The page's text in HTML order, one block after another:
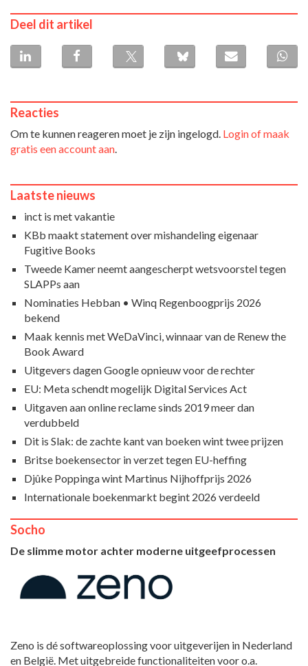
Deel dit artikel
Reacties
Om te kunnen reageren moet je zijn ingelogd. Login of maak
gratis een account aan.
Laatste nieuws
inct is met vakantie
KBb maakt statement over mishandeling eigenaar
Fugitive Books
Tweede Kamer neemt aangescherpt wetsvoorstel tegen
SLAPPs aan
Nominaties Hebban • Winq Regenboogprijs 2026
bekend
Maak kennis met WeDaVinci, winnaar van de Renew the
Book Award
Uitgevers dagen Google opnieuw voor de rechter
EU: Meta schendt mogelijk Digital Services Act
Uitgaven aan online reclame sinds 2019 meer dan
verdubbeld
Dit is Slak: de zachte kant van boeken wint twee prijzen
Britse boekensector in verzet tegen EU-heffing
Djûke Poppinga wint Martinus Nijhoffprijs 2026
Internationale boekenmarkt begint 2026 verdeeld
Socho
De slimme motor achter moderne uitgeefprocessen
Zeno is dé softwareoplossing voor uitgeverijen in Nederland
en België. Met uitgebreide functionaliteiten voor o.a.